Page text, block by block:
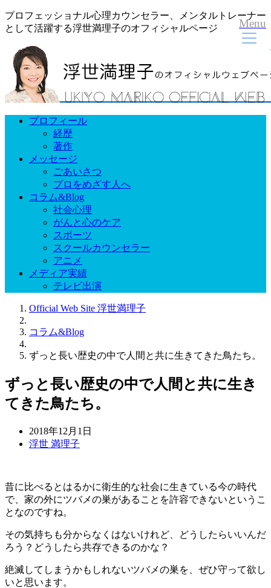
プロフェッショナル心理カウンセラー、メンタルトレーナー
として活躍する浮世満理子のオフィシャルページ
Menu
プロフィール
経歴
著作
メッセージ
ごあいさつ
プロをめざす人へ
コラム&Blog
社会心理
がんと心のケア
スポーツ
スクールカウンセラー
アニメ
メディア実績
テレビ出演
Official Web Site 浮世満理子
コラム&Blog
ずっと長い歴史の中で人間と共に生きてきた鳥たち。
ずっと長い歴史の中で人間と共に生き
てきた鳥たち。
2018年12月1日
浮世 満理子
昔に比べるとはるかに衛生的な社会に生きている今の時代
で、家の外にツバメの巣があることを許容できないというこ
となのですね。
その気持ちも分からなくはないけれど、どうしたらいいんだ
ろう？どうしたら共存できるのかな？
絶滅してしまうかもしれないツバメの巣を、ぜひ守って欲し
いと思います。